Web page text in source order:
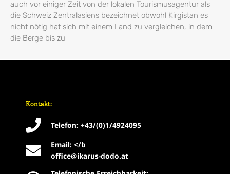
auch vor einiger Zeit von der lokalen Tourismusagentur als
die Schweiz Zentralasiens bezeichnet obwohl Kirgistan es
nicht nötig hat sich mit einem Land zu vergleichen, in dem
die Berge bis zu
Kontakt:
Telefon: +43/(0)1/4924095
Email: </b
office@ikarus-dodo.at